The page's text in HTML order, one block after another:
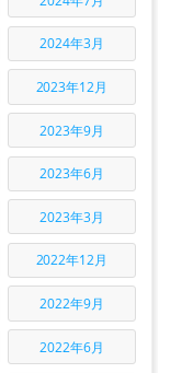
2024年3月
2023年12月
2023年9月
2023年6月
2023年3月
2022年12月
2022年9月
2022年6月